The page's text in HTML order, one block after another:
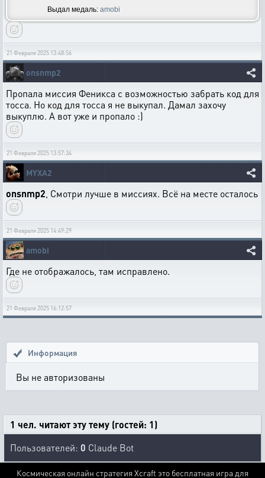
Выдал медаль: amobi
21 Февраля 2025 13:48:56
onsnmp2
Пропала миссия Феникса с возможностью забрать код для
тосса. Но код для тосса я не выкупал. Дамал захочу
выкуплю. А вот уже и пропало :)
21 Февраля 2025 13:57:34
MYXA2
onsnmp2 , Смотри лучше в миссиях. Всё на месте осталось
21 Февраля 2025 14:49:29
amobi
Где не отображалось, там исправлено.
21 Февраля 2025 16:12:57
Информация
Вы не авторизованы
1 чел. читают эту тему (гостей: 1)
Пользователей: 0 Claude Bot
Космическая онлайн стратегия Xcraft это бесплатная игра для